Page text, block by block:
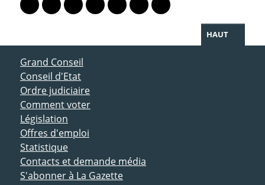
Lien vers le profil Mastodon
Lien vers le profil Bluesky
Lien vers le profil Instagram
Lien vers le profil Linkedin
Lien vers le profil Facebook
Lien vers le profil Twitter
Partager par WhatsApp
HAUT
ACCÈS DIRECT
Grand Conseil
Conseil d'Etat
Ordre judiciaire
Comment voter
Législation
Offres d'emploi
Statistique
Contacts et demande média
S'abonner à La Gazette